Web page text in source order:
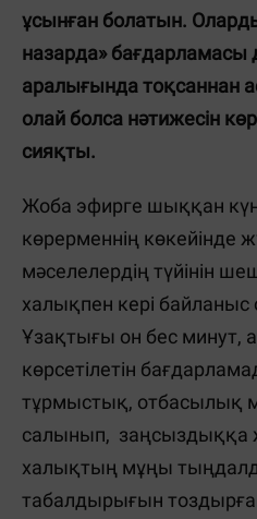
ұсынған болатын.
назарда»
аралығында тоқсаннан
олай болса нәтижесін
сияқты.
Жоба эфирге шыққан
көрерменнің көкейінде
мәселелердің түйінін
халықпен кері байланыс
Ұзақтығы он бес минут,
көрсетілетін
тұрмыстық, отбасылық
салынып, заңсыздыққа
халықтың мұңы
табалдырығын